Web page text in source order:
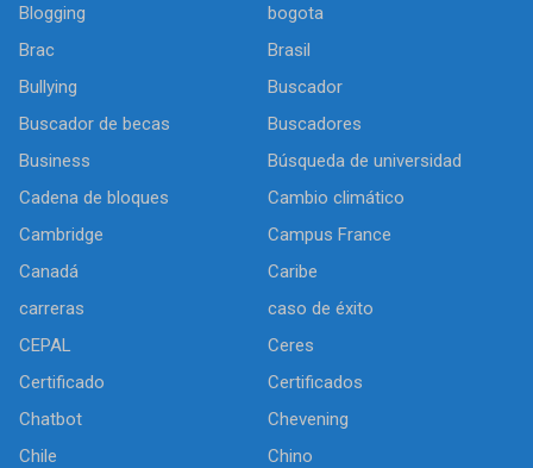
Blogging
bogota
Brac
Brasil
Bullying
Buscador
Buscador de becas
Buscadores
Business
Búsqueda de universidad
Cadena de bloques
Cambio climático
Cambridge
Campus France
Canadá
Caribe
carreras
caso de éxito
CEPAL
Ceres
Certificado
Certificados
Chatbot
Chevening
Chile
Chino